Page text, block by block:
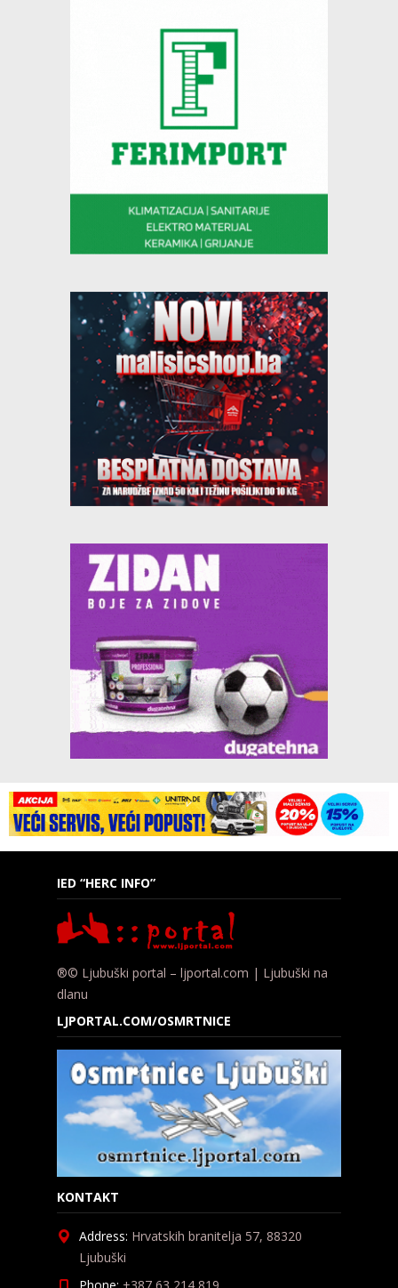
IED “HERC INFO”
®© Ljubuški portal – ljportal.com | Ljubuški na
dlanu
LJPORTAL.COM/OSMRTNICE
KONTAKT
Address: Hrvatskih branitelja 57, 88320
Ljubuški
Phone: +387 63 214 819